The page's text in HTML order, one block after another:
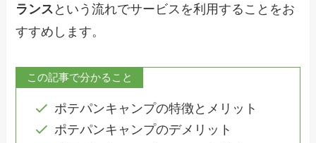
ランス という流れでサービスを利用することをお
すすめします。
この記事で分かること
ポテパンキャンプの特徴とメリット
ポテパンキャンプのデメリット